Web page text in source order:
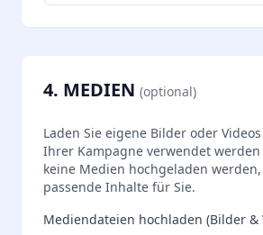
4. MEDIEN (optional)
Laden Sie eigene Bilder oder
Ihrer Kampagne verwendet werden
keine Medien hochgeladen
passende Inhalte für Sie.
Mediendateien hochladen (Bilder &